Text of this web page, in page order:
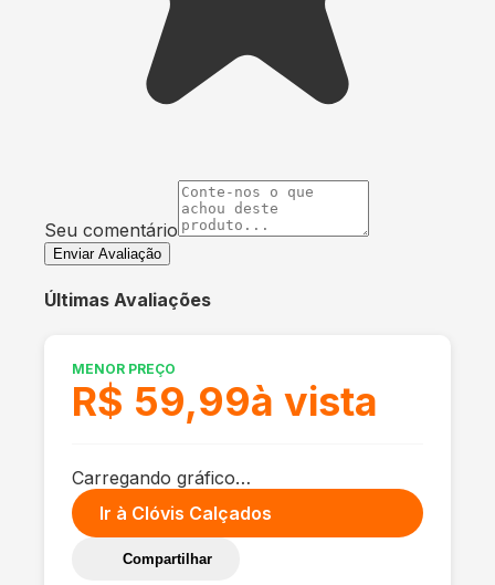
Seu comentário
Enviar Avaliação
Últimas Avaliações
MENOR PREÇO
R$ 59,99à vista
Carregando gráfico…
Ir à Clóvis Calçados
Compartilhar